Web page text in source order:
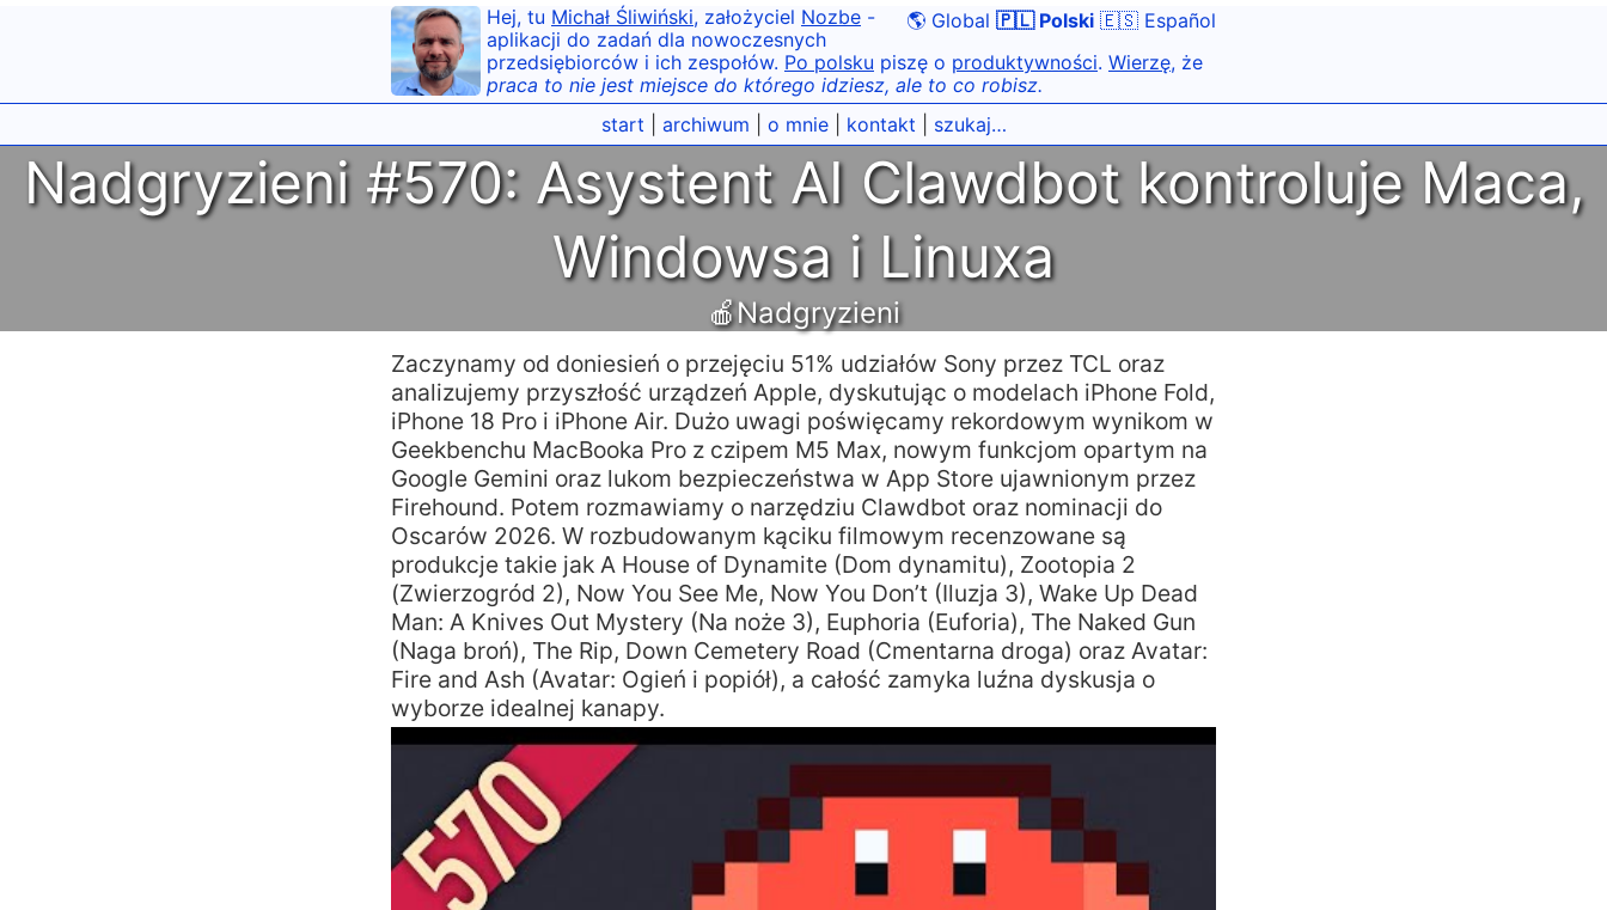
🌎 Global 🇵🇱 Polski 🇪🇸 Español
Hej, tu Michał Śliwiński, założyciel Nozbe -
aplikacji do zadań dla nowoczesnych
przedsiębiorców i ich zespołów. Po polsku piszę o produktywności. Wierzę, że
praca to nie jest miejsce do którego idziesz, ale to co robisz.
start
archiwum o mnie| kontakt szukaj…
Nadgryzieni #570: Asystent AI Clawdbot kontroluje Maca,
Windowsa i Linuxa
🍎Nadgryzieni
Zaczynamy od doniesień o przejęciu 51% udziałów Sony przez TCL oraz
analizujemy przyszłość urządzeń Apple, dyskutując o modelach iPhone Fold,
iPhone 18 Pro i iPhone Air. Dużo uwagi poświęcamy rekordowym wynikom w
Geekbenchu MacBooka Pro z czipem M5 Max, nowym funkcjom opartym na
Google Gemini oraz lukom bezpieczeństwa w App Store ujawnionym przez
Firehound. Potem rozmawiamy o narzędziu Clawdbot oraz nominacji do
Oscarów 2026. W rozbudowanym kąciku filmowym recenzowane są
produkcje takie jak A House of Dynamite (Dom dynamitu), Zootopia 2
(Zwierzogród 2), Now You See Me, Now You Don’t (Iluzja 3), Wake Up Dead
Man: A Knives Out Mystery (Na noże 3), Euphoria (Euforia), The Naked Gun
(Naga broń), The Rip, Down Cemetery Road (Cmentarna droga) oraz Avatar:
Fire and Ash (Avatar: Ogień i popiół), a całość zamyka luźna dyskusja o
wyborze idealnej kanapy.